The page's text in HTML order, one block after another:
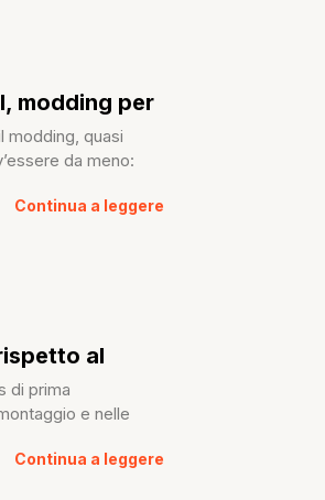
modding per
modding, quasi
da meno:
Continua a leggere
al
di prima
e nelle
Continua a leggere